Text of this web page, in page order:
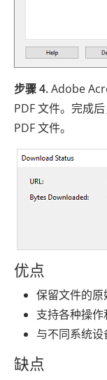
步骤 4.Adob​​e
PDF 文件。完成
PDF 文件。
优点
保留文件的原
支持各种操作
与不同系统设
缺点